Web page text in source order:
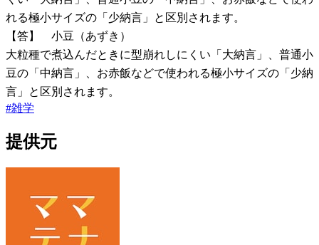
れる極小サイズの「少納言」と区別されます。
【答】 小豆（あずき）
大粒種で煮込んだときに型崩れしにくい「大納言」、普通小
豆の「中納言」、お赤飯などで使われる極小サイズの「少納
言」と区別されます。
#雑学
提供元